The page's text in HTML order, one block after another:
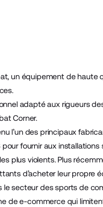
un équipement de haute
adapté aux rigueurs
Corner.
l’un des principaux
fournir aux
plus violents. Plus
d’acheter leur propre
secteur des sports de
de e-commerce qui